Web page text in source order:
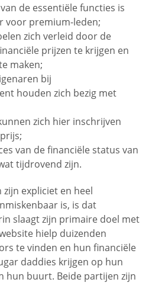
de essentiële functies is
voor premium-leden;
zich verleid door de
prijzen te krijgen en
maken;
bij
houden zich bezig met
zich hier inschrijven
van de financiële status van
tijdrovend zijn.
expliciet en heel
is, is dat
slaagt zijn primaire doel met
hielp duizenden
te vinden en hun financiële
daddies krijgen op hun
hun buurt. Beide partijen zijn